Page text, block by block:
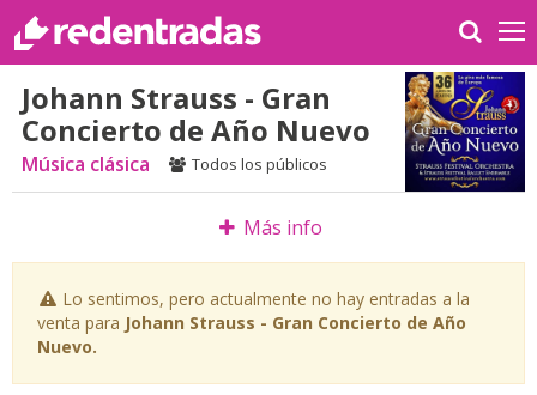
Johann Strauss - Gran
Concierto de Año Nuevo
Música clásica Todos los públicos
Más info
Lo sentimos, pero actualmente no hay entradas a la
venta para Johann Strauss - Gran Concierto de Año
Nuevo.